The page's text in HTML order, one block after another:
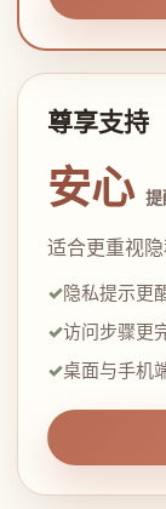
尊享支持
安心
适合更重视
隐私提示更
访问步骤更
桌面与手机